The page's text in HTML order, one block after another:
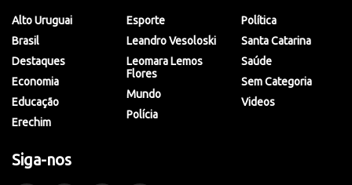
Alto Uruguai
Brasil
Destaques
Economia
Educação
Erechim
Esporte
Leandro Vesoloski
Leomara Lemos
Flores
Mundo
Polícia
Política
Santa Catarina
Saúde
Sem Categoria
Videos
Siga-nos